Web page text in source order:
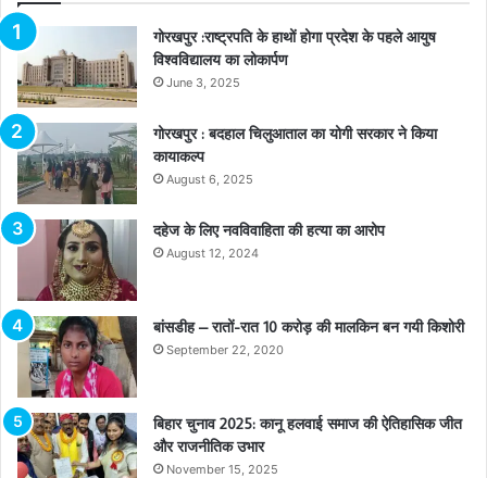
गोरखपुर :राष्ट्रपति के हाथों होगा प्रदेश के पहले आयुष
विश्वविद्यालय का लोकार्पण
June 3, 2025
गोरखपुर : बदहाल चिलुआताल का योगी सरकार ने किया
कायाकल्प
August 6, 2025
दहेज के लिए नवविवाहिता की हत्या का आरोप
August 12, 2024
बांसडीह – रातों-रात 10 करोड़ की मालकिन बन गयी किशोरी
September 22, 2020
बिहार चुनाव 2025: कानू हलवाई समाज की ऐतिहासिक जीत
और राजनीतिक उभार
November 15, 2025